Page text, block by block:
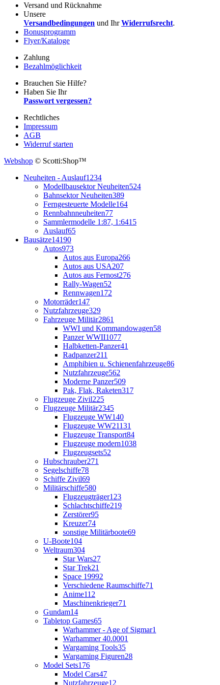
Versand und Rücknahme
Unsere
Versandbedingungen und IhrWiderrufsrecht.
Bonusprogramm
Flyer/Kataloge
Zahlung
Bezahlmöglichkeit
Brauchen Sie Hilfe?
Haben Sie Ihr
Passwort vergessen?
Rechtliches
Impressum
AGB
Widerruf starten
Webshop © Scotti:Shop™
Neuheiten - Auslauf1234
Modellbausektor Neuheiten524
Bahnsektor Neuheiten389
Ferngesteuerte Modelle164
Rennbahnneuheiten77
Sammlermodelle 1:87, 1:6415
Auslauf65
Bausätze14190
Autos973
Autos aus Europa266
Autos aus USA207
Autos aus Fernost276
Rally-Wagen52
Rennwagen172
Motorräder147
Nutzfahrzeuge329
Fahrzeuge Militär2861
WWI und Kommandowagen58
Panzer WWII1077
Halbketten-Panzer41
Radpanzer211
Amphibien u. Schienenfahrzeuge86
Nutzfahrzeuge562
Moderne Panzer509
Pak, Flak, Raketen317
Flugzeuge Zivil225
Flugzeuge Militär2345
Flugzeuge WW140
Flugzeuge WW21131
Flugzeuge Transport84
Flugzeuge modern1038
Flugzeugsets52
Hubschrauber271
Segelschiffe78
Schiffe Zivil69
Militärschiffe580
Flugzeugträger123
Schlachtschiffe219
Zerstörer95
Kreuzer74
sonstige Militärboote69
U-Boote104
Weltraum304
Star Wars27
Star Trek21
Space 19992
Verschiedene Raumschiffe71
Anime112
Maschinenkrieger71
Gundam14
Tabletop Games65
Warhammer - Age of Sigmar1
Warhammer 40.0001
Wargaming Tools35
Wargaming Figuren28
Model Sets176
Model Cars47
Nutzfahrzeuge12